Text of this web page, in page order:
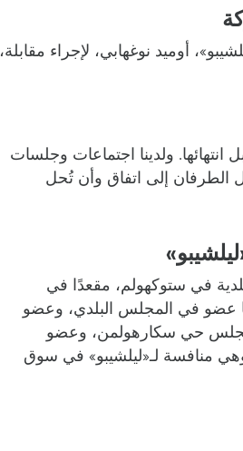
أوميد نوغهابي، لإجراء مقابلة،
انتهائها. ولدينا اجتماعات وجلسات
الطرفان إلى اتفاق وأن تُحل
في ستوكهولم، مقعدًا في
عضو في المجلس البلدي، وعضو
مجلس حي سكارهولمن، وعضو
منافسة لـ«ليلشيبو» في سوق